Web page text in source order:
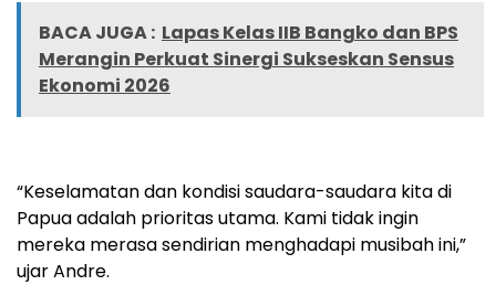
BACA JUGA : Lapas Kelas IIB Bangko dan BPS
Merangin Perkuat Sinergi Sukseskan Sensus
Ekonomi 2026
“Keselamatan dan kondisi saudara-saudara kita di
Papua adalah prioritas utama. Kami tidak ingin
mereka merasa sendirian menghadapi musibah ini,”
ujar Andre.